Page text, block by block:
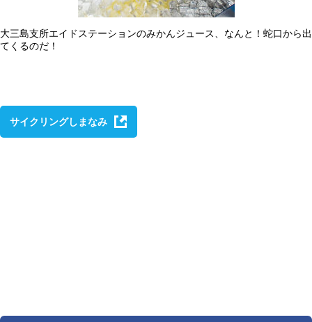
大三島支所エイドステーションのみかんジュース、なんと！蛇口から出
てくるのだ！
サイクリングしまなみ